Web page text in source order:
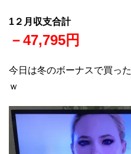
1２月収支合計
－47,795円
今日は冬のボーナスで買った
ｗ